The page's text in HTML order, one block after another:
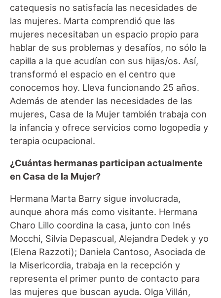
catequesis no satisfacía las necesidades de
las mujeres. Marta comprendió que las
mujeres necesitaban un espacio propio para
hablar de sus problemas y desafíos, no sólo la
capilla a la que acudían con sus hijas/os. Así,
transformó el espacio en el centro que
conocemos hoy. Lleva funcionando 25 años.
Además de atender las necesidades de las
mujeres, Casa de la Mujer también trabaja con
la infancia y ofrece servicios como logopedia y
terapia ocupacional.
¿Cuántas hermanas participan actualmente
en Casa de la Mujer?
Hermana Marta Barry sigue involucrada,
aunque ahora más como visitante. Hermana
Charo Lillo coordina la casa, junto con Inés
Mocchi, Silvia Depascual, Alejandra Dedek y yo
(Elena Razzoti); Daniela Cantoso, Asociada de
la Misericordia, trabaja en la recepción y
representa el primer punto de contacto para
las mujeres que buscan ayuda. Olga Villán,